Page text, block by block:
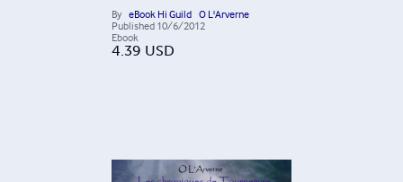
By eBook Hi Guild O L'Arverne
Published 10/6/2012
Ebook
4.39 USD